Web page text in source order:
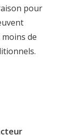
pour
de